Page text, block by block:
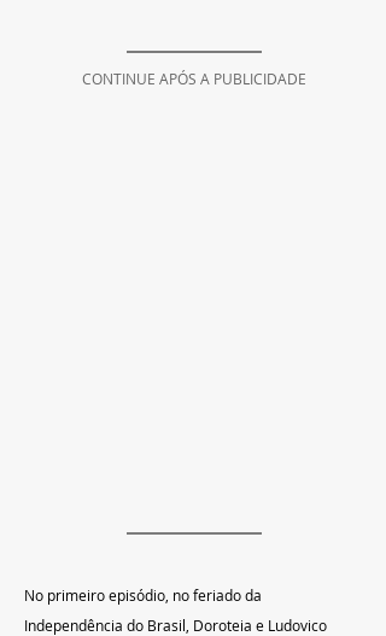
CONTINUE APÓS A PUBLICIDADE
No primeiro episódio, no feriado da
Independência do Brasil, Doroteia e Ludovico